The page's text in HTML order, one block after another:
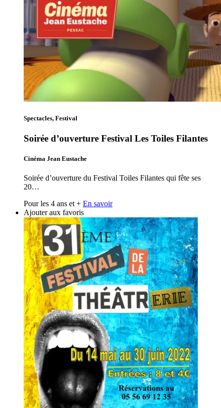
Spectacles, Festival
Soirée d’ouverture Festival Les Toiles Filantes
Cinéma Jean Eustache
Soirée d’ouverture du Festival Toiles Filantes qui fête ses
20…
Pour les 4 ans et + En savoir
Ajouter aux favoris